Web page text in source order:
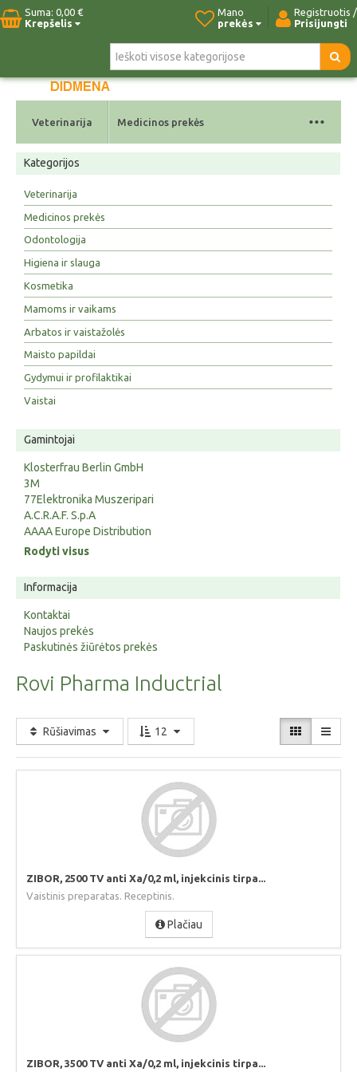
Suma: 0,00 €
Krepšelis
Registruotis /
Prisijungti
Mano
prekės
Pradžia Naujos prekės Kontaktai
Veterinarija Medicinos prekės ...
Kategorijos
Veterinarija
Medicinos prekės
Odontologija
Higiena ir slauga
Kosmetika
Mamoms ir vaikams
Arbatos ir vaistažolės
Maisto papildai
Gydymui ir profilaktikai
Vaistai
Gamintojai
Klosterfrau Berlin GmbH
3M
77Elektronika Muszeripari
A.C.R.A.F. S.p.A
AAAA Europe Distribution
Rodyti visus
Informacija
Kontaktai
Naujos prekės
Paskutinės žiūrėtos prekės
Rovi Pharma Inductrial
Rūšiavimas 12
ZIBOR, 2500 TV anti Xa/0,2 ml, injekcinis tirpa...
Vaistinis preparatas. Receptinis.
Plačiau
ZIBOR, 3500 TV anti Xa/0,2 ml, injekcinis tirpa...